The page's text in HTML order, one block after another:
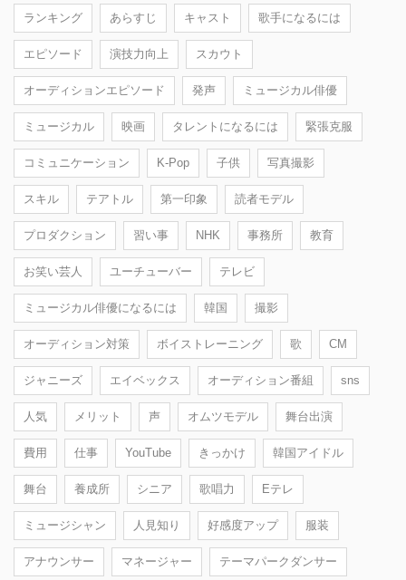
ランキング あらすじ キャスト 歌手になるには
エピソード 演技力向上 スカウト
オーディションエピソード 発声 ミュージカル俳優
ミュージカル 映画 タレントになるには 緊張克服
コミュニケーション K-Pop 子供 写真撮影
スキル テアトル 第一印象 読者モデル
プロダクション 習い事 NHK 事務所 教育
お笑い芸人 ユーチューバー テレビ
ミュージカル俳優になるには 韓国 撮影
オーディション対策 ボイストレーニング 歌 CM
ジャニーズ エイベックス オーディション番組 sns
人気 メリット 声 オムツモデル 舞台出演
費用 仕事 YouTube きっかけ 韓国アイドル
舞台 養成所 シニア 歌唱力 Eテレ
ミュージシャン 人見知り 好感度アップ 服装
アナウンサー マネージャー テーマパークダンサー